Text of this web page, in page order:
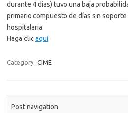
durante 4 días) tuvo una baja
primario compuesto de días sin
hospitalaria.
Haga clicaquí.
Category: CIME
Post navigation